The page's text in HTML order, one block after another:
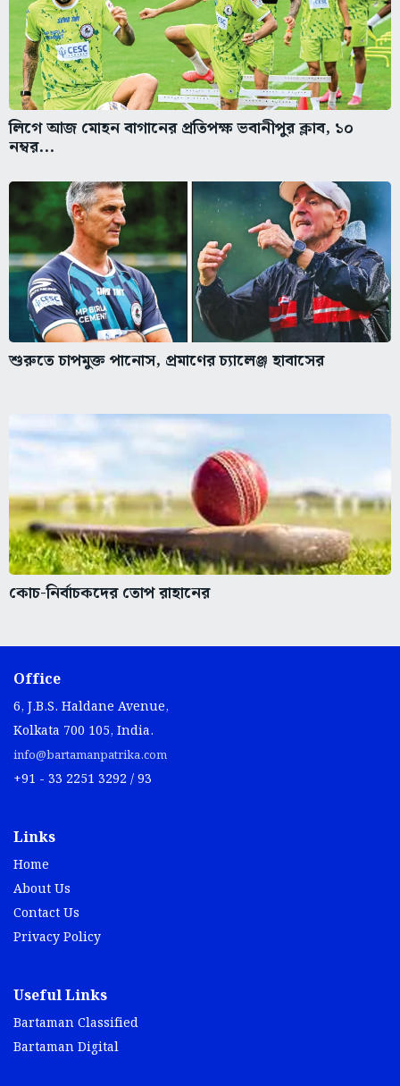
লিগে আজ মোহন বাগানের প্রতিপক্ষ ভবানীপুর ক্লাব, ১০
নম্বর...
শুরুতে চাপমুক্ত পানোস, প্রমাণের চ্যালেঞ্জ হাবাসের
কোচ-নির্বাচকদের তোপ রাহানের
Office
6, J.B.S. Haldane Avenue,
Kolkata 700 105, India.
info@bartamanpatrika.com
+91 - 33 2251 3292 / 93
Links
Home
About Us
Contact Us
Privacy Policy
Useful Links
Bartaman Classified
Bartaman Digital